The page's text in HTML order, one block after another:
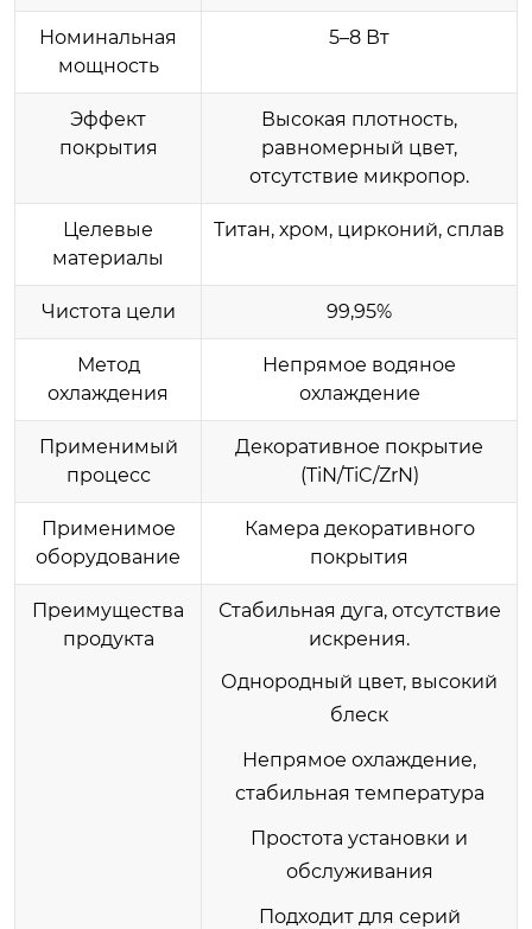
Номинальная
мощность
5–8 Вт
Эффект
покрытия
Высокая плотность,
равномерный цвет,
отсутствие микропор.
Целевые
материалы
Титан, хром, цирконий, сплав
Чистота цели 99,95%
Метод
охлаждения
Непрямое водяное
охлаждение
Применимый
процесс
Декоративное покрытие
(TiN/TiC/ZrN)
Применимое
оборудование
Камера декоративного
покрытия
Преимущества
продукта
Стабильная дуга, отсутствие
искрения.
Однородный цвет, высокий
блеск
Непрямое охлаждение,
стабильная температура
Простота установки и
обслуживания
Подходит для серий